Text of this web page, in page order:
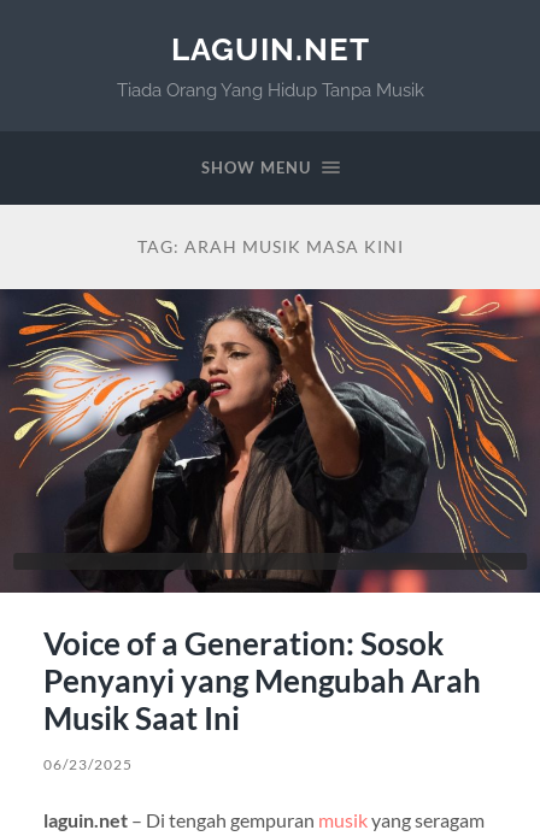
LAGUIN.NET
Tiada Orang Yang Hidup Tanpa Musik
SHOW MENU
TAG: ARAH MUSIK MASA KINI
Voice of a Generation: Sosok
Penyanyi yang Mengubah Arah
Musik Saat Ini
06/23/2025
laguin.net– Di tengah gempuran musikyang seragam